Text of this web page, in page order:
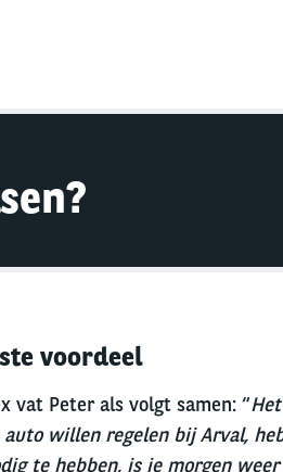
voordeel
vat Peter als volgt samen: “
willen regelen bij Arval,
te hebben, is ie morgen